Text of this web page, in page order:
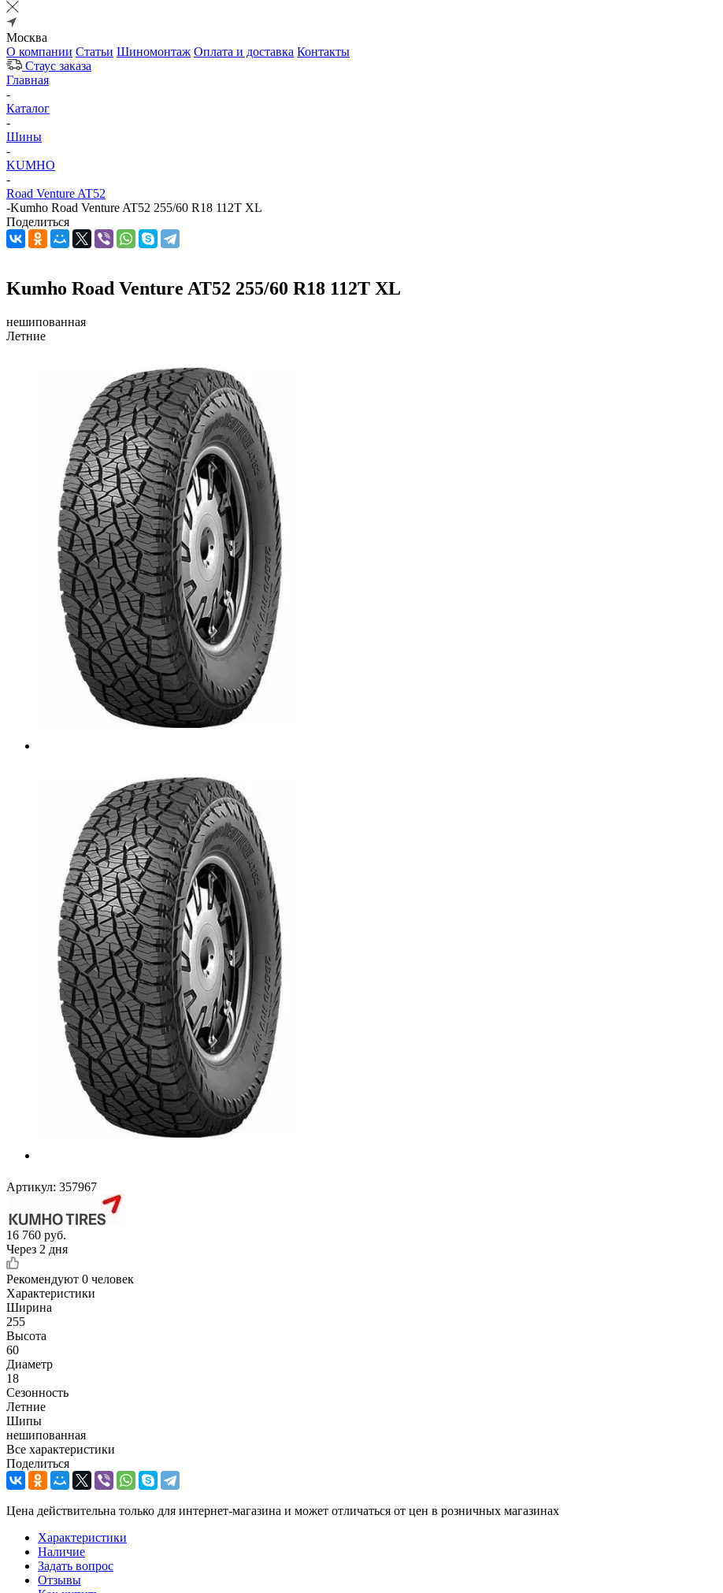
Москва
О компании Статьи Шиномонтаж Оплата и доставка Контакты
Стаус заказа
Главная
-
Каталог
-
Шины
-
KUMHO
-
Road Venture AT52
-Kumho Road Venture AT52 255/60 R18 112T XL
Поделиться
Kumho Road Venture AT52 255/60 R18 112T XL
нешипованная
Летние
Артикул: 357967
16 760 руб.
Через 2 дня
Рекомендуют 0 человек
Характеристики
Ширина
255
Высота
60
Диаметр
18
Сезонность
Летние
Шипы
нешипованная
Все характеристики
Поделиться
Цена действительна только для интернет-магазина и может отличаться от цен в розничных магазинах
Характеристики
Наличие
Задать вопрос
Отзывы